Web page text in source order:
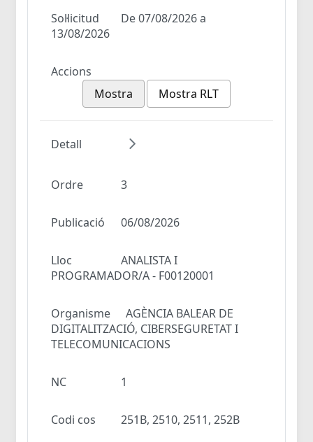
Sol·licitud
De 07/08/2026 a
13/08/2026
Accions
Mostra
Mostra RLT
Detall
Ordre 3
Publicació 06/08/2026
Lloc
ANALISTA I
PROGRAMADOR/A - F00120001
Organisme
AGÈNCIA BALEAR DE
DIGITALITZACIÓ, CIBERSEGURETAT I
TELECOMUNICACIONS
NC 1
Codi cos 251B, 2510, 2511, 252B